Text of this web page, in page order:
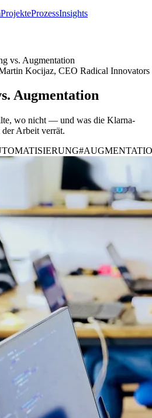
ProjekteProzessInsights
vs. Augmentation
Kocijaz, CEO Radical Innovators
Augmentation
wo nicht — und was die Klarna-
Arbeit verrät.
#